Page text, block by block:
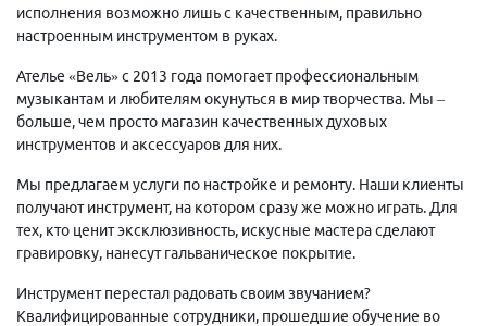
исполнения возможно лишь с качественным, правильно
настроенным инструментом в руках.
Ателье «Вель» с 2013 года помогает профессиональным
музыкантам и любителям окунуться в мир творчества. Мы –
больше, чем просто магазин качественных духовых
инструментов и аксессуаров для них.
Мы предлагаем услуги по настройке и ремонту. Наши клиенты
получают инструмент, на котором сразу же можно играть. Для
тех, кто ценит эксклюзивность, искусные мастера сделают
гравировку, нанесут гальваническое покрытие.
Инструмент перестал радовать своим звучанием?
Квалифицированные сотрудники, прошедшие обучение во